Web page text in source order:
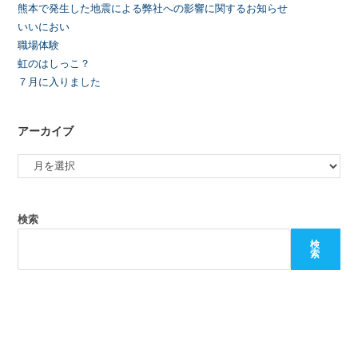
熊本で発生した地震による弊社への影響に関するお知らせ
いいにおい
職場体験
虹のはしっこ？
７月に入りました
アーカイブ
検索
検
索